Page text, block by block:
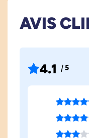
AVIS
4.1 / 5